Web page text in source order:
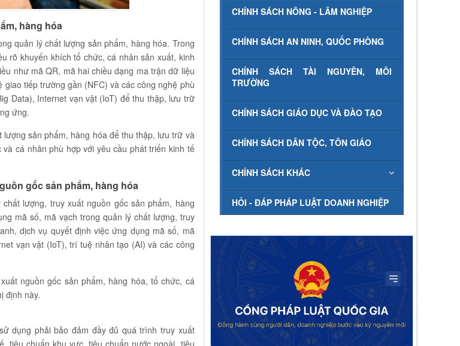
hàng hóa
quản lý chất lượng sản phẩm, hàng hóa. Trong
rõ khuyến khích tổ chức, cá nhân sản xuất, kinh
như mã QR, mã hai chiều dạng ma trận dữ liệu
tiếp trường gần (NFC) và các công nghệ phù
Data), Internet vạn vật (IoT) để thu thập, lưu trữ
ứng.
sản phẩm, hàng hóa để thu thập, lưu trữ và
cá nhân phù hợp với yêu cầu phát triển kinh tế
gốc sản phẩm, hàng hóa
lượng, truy xuất nguồn gốc sản phẩm, hàng
mã số, mã vạch trong quản lý chất lượng, truy
dịch vụ quyết định việc ứng dụng mã số, mã
vạn vật (IoT), trí tuệ nhân tạo (AI) và các công
nguồn gốc sản phẩm, hàng hóa, tổ chức, cá
định này.
dụng phải bảo đảm đầy đủ quá trình truy xuất
CHÍNH SÁCH NÔNG - LÂM NGHIỆP
CHÍNH SÁCH AN NINH, QUỐC PHÒNG
CHÍNH SÁCH TÀI NGUYÊN, MÔI
TRƯỜNG
CHÍNH SÁCH GIÁO DỤC VÀ ĐÀO TẠO
CHÍNH SÁCH DÂN TỘC, TÔN GIÁO
CHÍNH SÁCH KHÁC
HỎI - ĐÁP PHÁP LUẬT DOANH NGHIỆP